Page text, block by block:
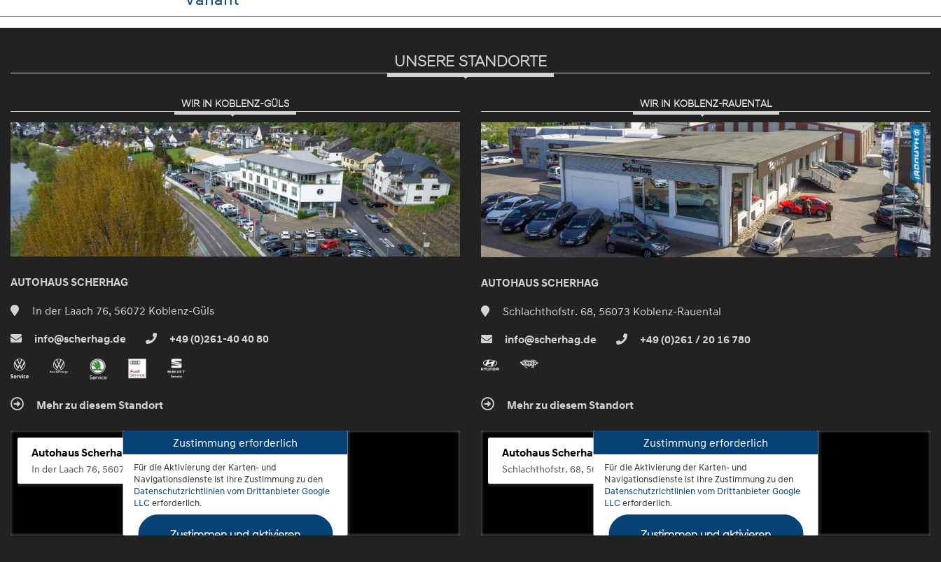
UNSERE STANDORTE
WIR IN KOBLENZ-GÜLS
AUTOHAUS SCHERHAG
In der Laach 76, 56072 Koblenz-Güls
info@scherhag.de +49 (0)261-40 40 80
Mehr zu diesem Standort
Autohaus Scherhag
In der Laach 76, 56072 Koblenz-Güls
Zustimmung erforderlich
Für die Aktivierung der Karten- und
Navigationsdienste ist Ihre Zustimmung zu den
Datenschutzrichtlinien vom Drittanbieter Google
LLC erforderlich.
Zustimmen und aktivieren
WIR IN KOBLENZ-RAUENTAL
AUTOHAUS SCHERHAG
Schlachthofstr. 68, 56073 Koblenz-Rauental
info@scherhag.de +49 (0)261 / 20 16 780
Mehr zu diesem Standort
Autohaus Scherhag
Schlachthofstr. 68, 56073 Koblenz-Rauental
Zustimmung erforderlich
Für die Aktivierung der Karten- und
Navigationsdienste ist Ihre Zustimmung zu den
Datenschutzrichtlinien vom Drittanbieter Google
LLC erforderlich.
Zustimmen und aktivieren